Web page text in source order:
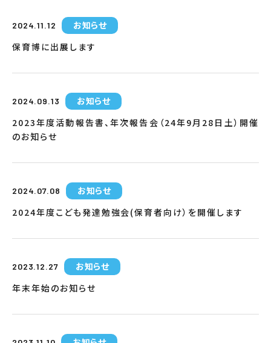
2024.11.12
お知らせ
保育博に出展します
2024.09.13
お知らせ
2023年度活動報告書、年次報告会（24年9月28日土）開催
のお知らせ
2024.07.08
お知らせ
2024年度こども発達勉強会(保育者向け）を開催します
2023.12.27
お知らせ
年末年始のお知らせ